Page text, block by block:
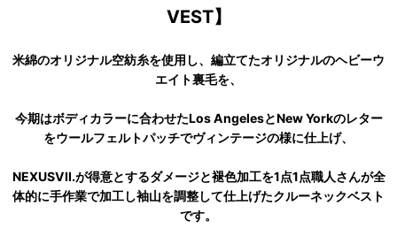
VEST】
米綿のオリジナル空紡糸を使用し、編立てたオリジナルのヘビーウ
エイト裏毛を、
今期はボディカラーに合わせたLos AngelesとNew Yorkのレター
をウールフェルトパッチでヴィンテージの様に仕上げ、
NEXUSVII.が得意とするダメージと褪色加工を1点1点職人さんが全
体的に手作業で加工し袖山を調整して仕上げたクルーネックベスト
です。